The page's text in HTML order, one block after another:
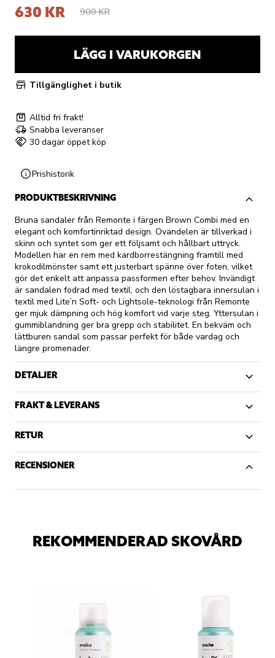
630 KR 900 KR
LÄGG I VARUKORGEN
Tillgänglighet i butik
Alltid fri frakt!
Snabba leveranser
30 dagar öppet köp
Prishistorik
PRODUKTBESKRIVNING
Bruna sandaler från Remonte i färgen Brown Combi med en
elegant och komfortinriktad design. Ovandelen är tillverkad i
skinn och syntet som ger ett följsamt och hållbart uttryck.
Modellen har en rem med kardborrestängning framtill med
krokodilmönster samt ett justerbart spänne över foten, vilket
gör det enkelt att anpassa passformen efter behov. Invändigt
är sandalen fodrad med textil, och den löstagbara innersulan i
textil med Lite’n Soft- och Lightsole-teknologi från Remonte
ger mjuk dämpning och hög komfort vid varje steg. Yttersulan i
gummiblandning ger bra grepp och stabilitet. En bekväm och
lättburen sandal som passar perfekt för både vardag och
längre promenader.
DETALJER
FRAKT & LEVERANS
RETUR
RECENSIONER
REKOMMENDERAD SKOVÅRD